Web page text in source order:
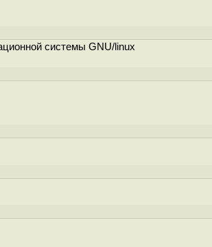
системы GNU/linux